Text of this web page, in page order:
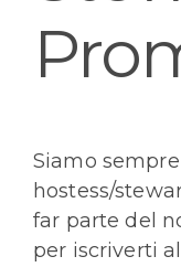
Siamo
hostess/
far parte del
per iscriverti